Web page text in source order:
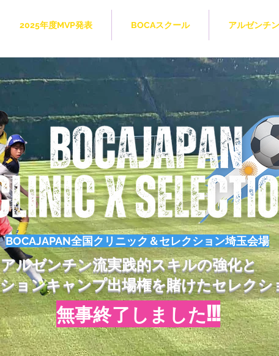
2025年度MVP発表 BOCAスクール アルゼンチ
BOCAJAPAN全国クリニック＆セレクション埼玉会場
アルゼンチン流実践的スキルの強化と
ョンキャンプ出場権を賭けたセレクシ
​無事終了しました!!!